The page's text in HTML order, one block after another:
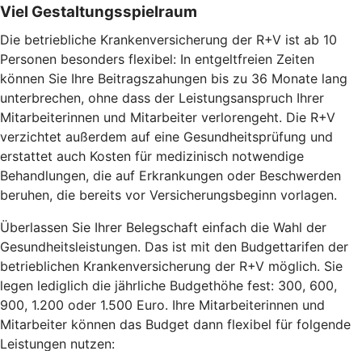
Viel Gestaltungsspielraum
Die betriebliche Krankenversicherung der R+V ist ab 10
Personen besonders flexibel: In entgeltfreien Zeiten
können Sie Ihre Beitragszahungen bis zu 36 Monate lang
unterbrechen, ohne dass der Leistungsanspruch Ihrer
Mitarbeiterinnen und Mitarbeiter verlorengeht. Die R+V
verzichtet außerdem auf eine Gesundheitsprüfung und
erstattet auch Kosten für medizinisch notwendige
Behandlungen, die auf Erkrankungen oder Beschwerden
beruhen, die bereits vor Versicherungsbeginn vorlagen.
Überlassen Sie Ihrer Belegschaft einfach die Wahl der
Gesundheitsleistungen. Das ist mit den Budgettarifen der
betrieblichen Krankenversicherung der R+V möglich. Sie
legen lediglich die jährliche Budgethöhe fest: 300, 600,
900, 1.200 oder 1.500 Euro. Ihre Mitarbeiterinnen und
Mitarbeiter können das Budget dann flexibel für folgende
Leistungen nutzen: